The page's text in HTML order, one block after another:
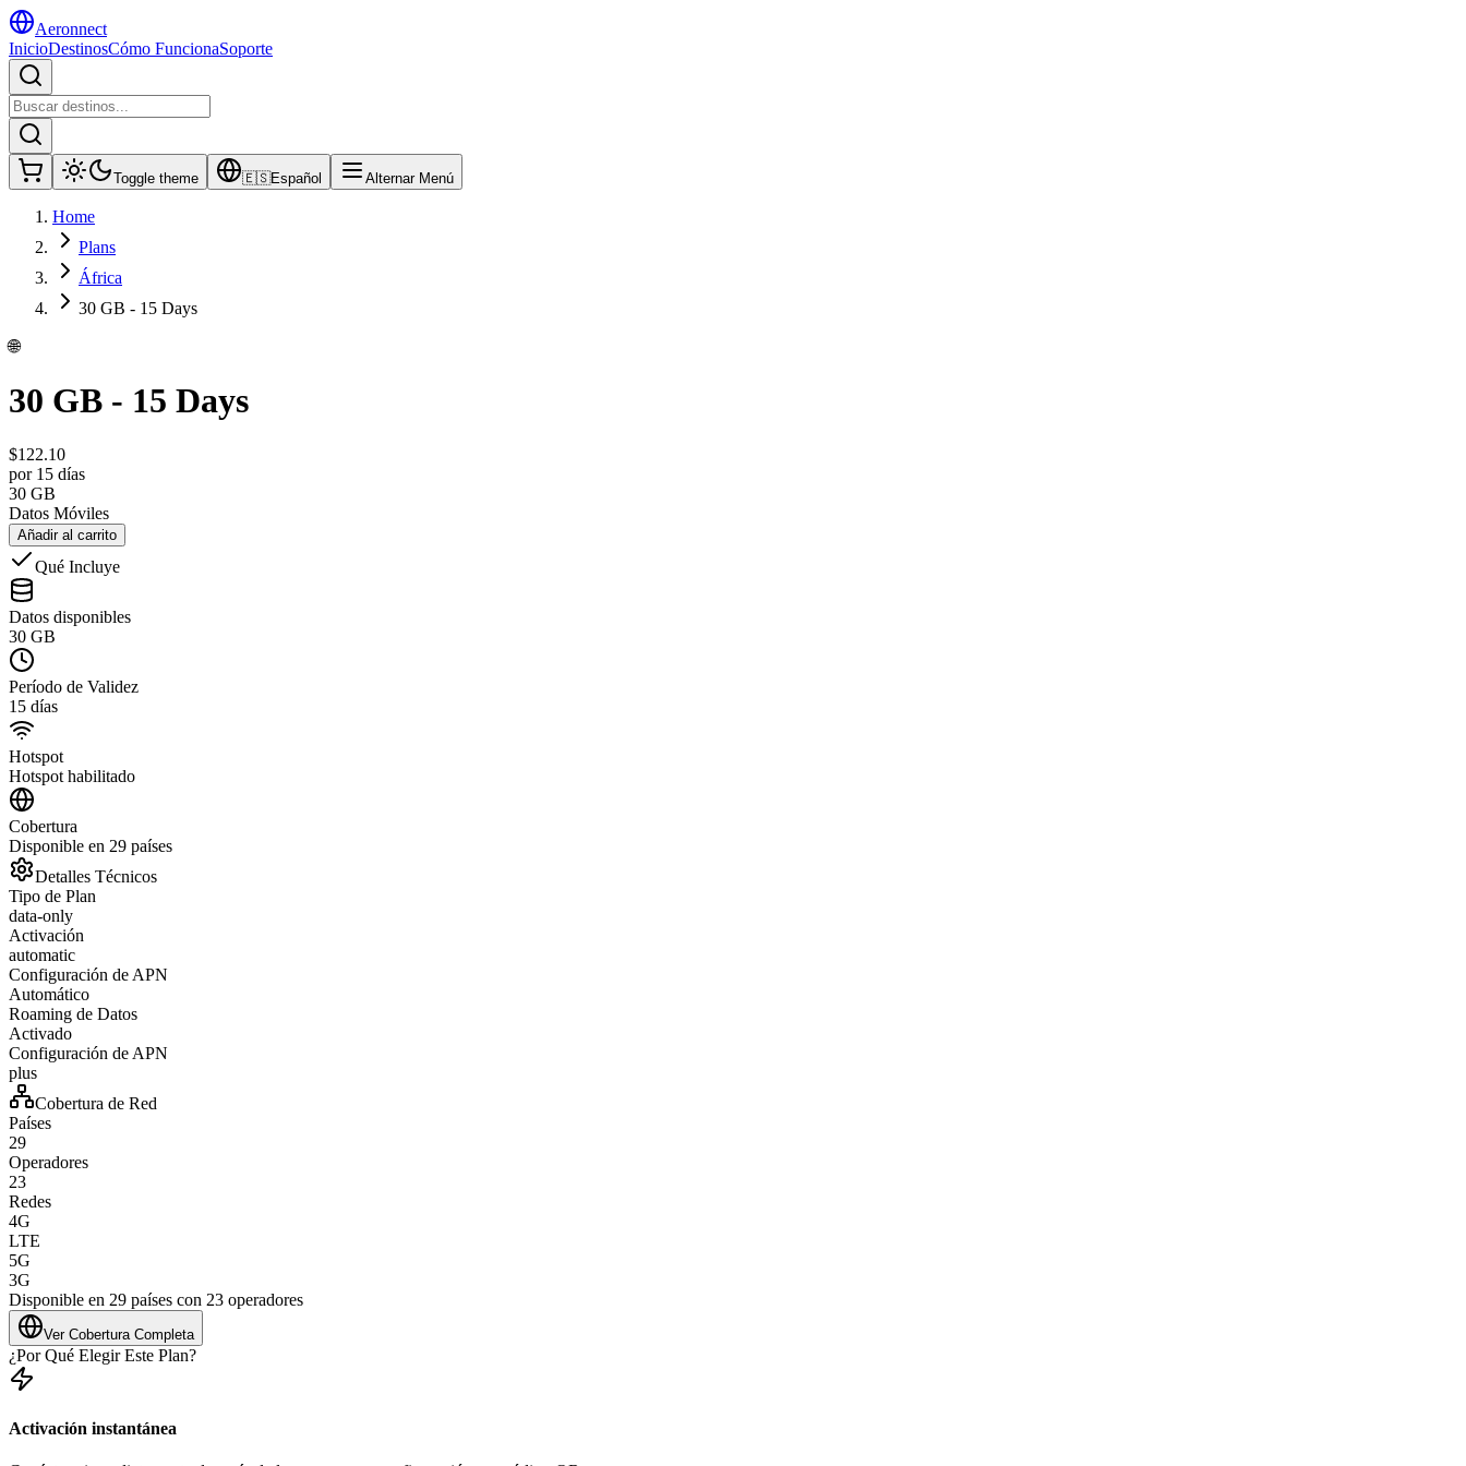
Aeronnect
InicioDestinosCómo FuncionaSoporte
Toggle theme 🇪🇸Español Alternar Menú
Home
Plans
África
30 GB - 15 Days
🌐
30 GB - 15 Days
$122.10
por 15 días
30 GB
Datos Móviles
Añadir al carrito
Qué Incluye
Datos disponibles
30 GB
Período de Validez
15 días
Hotspot
Hotspot habilitado
Cobertura
Disponible en 29 países
Detalles Técnicos
Tipo de Plan
data-only
Activación
automatic
Configuración de APN
Automático
Roaming de Datos
Activado
Configuración de APN
plus
Cobertura de Red
Países
29
Operadores
23
Redes
4G
LTE
5G
3G
Disponible en 29 países con 23 operadores
Ver Cobertura Completa
¿Por Qué Elegir Este Plan?
Activación instantánea